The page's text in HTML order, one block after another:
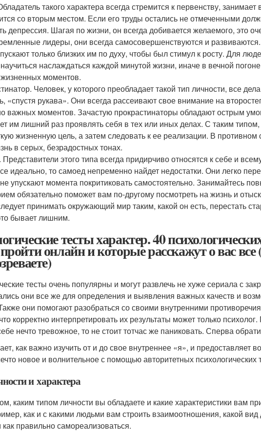
такого характера всегда стремится к первенству,
со вторым местом. Если его труды остались не отмеченными
депрессия. Шагая по жизни, он всегда добивается желаемого, это
лидеры, они всегда самосовершенствуются и
только близких им по духу, чтобы был стимул к росту. Для
наслаждаться каждой минутой жизни, иначе в вечной
моментов.
Человек, у которого преобладает такой тип личности, все
«спустя рукава». Они всегда рассеивают свое внимание на
важных моментов. Зачастую прокрастинаторы обладают острым
им лишний раз проявлять себя в тех или иных делах. С таким
жизненную цель, а затем следовать к ее реализации. В противном
в серых, безрадостных тонах.
этого типа всегда придирчиво относятся к себе и
идеально, то самоед непременно найдет недостатки. Они легко
не упускают момента покритиковать самостоятельно. Занимайтесь
обязательно поможет вам по-другому посмотреть на жизнь и
принимать окружающий мир таким, какой он есть, перестать
бывает лишним.
тесты характер. 40
онлайн и которые расскажут о вас
тесты очень популярны и могут развлечь не хуже сериала с
они все же для определения и выявления важных качеств и
они помогают разобраться со своими внутренними
корректно интерпретировать их результаты может только
нечто тревожное, то не стоит тотчас же паниковать. Сперва
как важно изучить от и до свое внутреннее «я», и предоставляет
новое и волнительное с помощью авторитетных психологических
и характера
каким типом личности вы обладаете и какие характеристики вам
как и с какими людьми вам строить взаимоотношения, какой
как правильно самореализоваться.